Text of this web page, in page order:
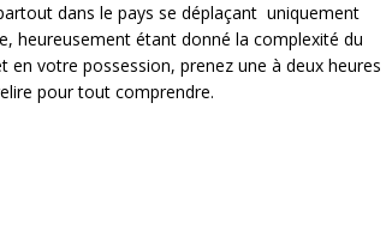
dans le pays se déplaçant uniquement
heureusement étant donné la complexité du
en votre possession, prenez une à deux heures
pour tout comprendre.